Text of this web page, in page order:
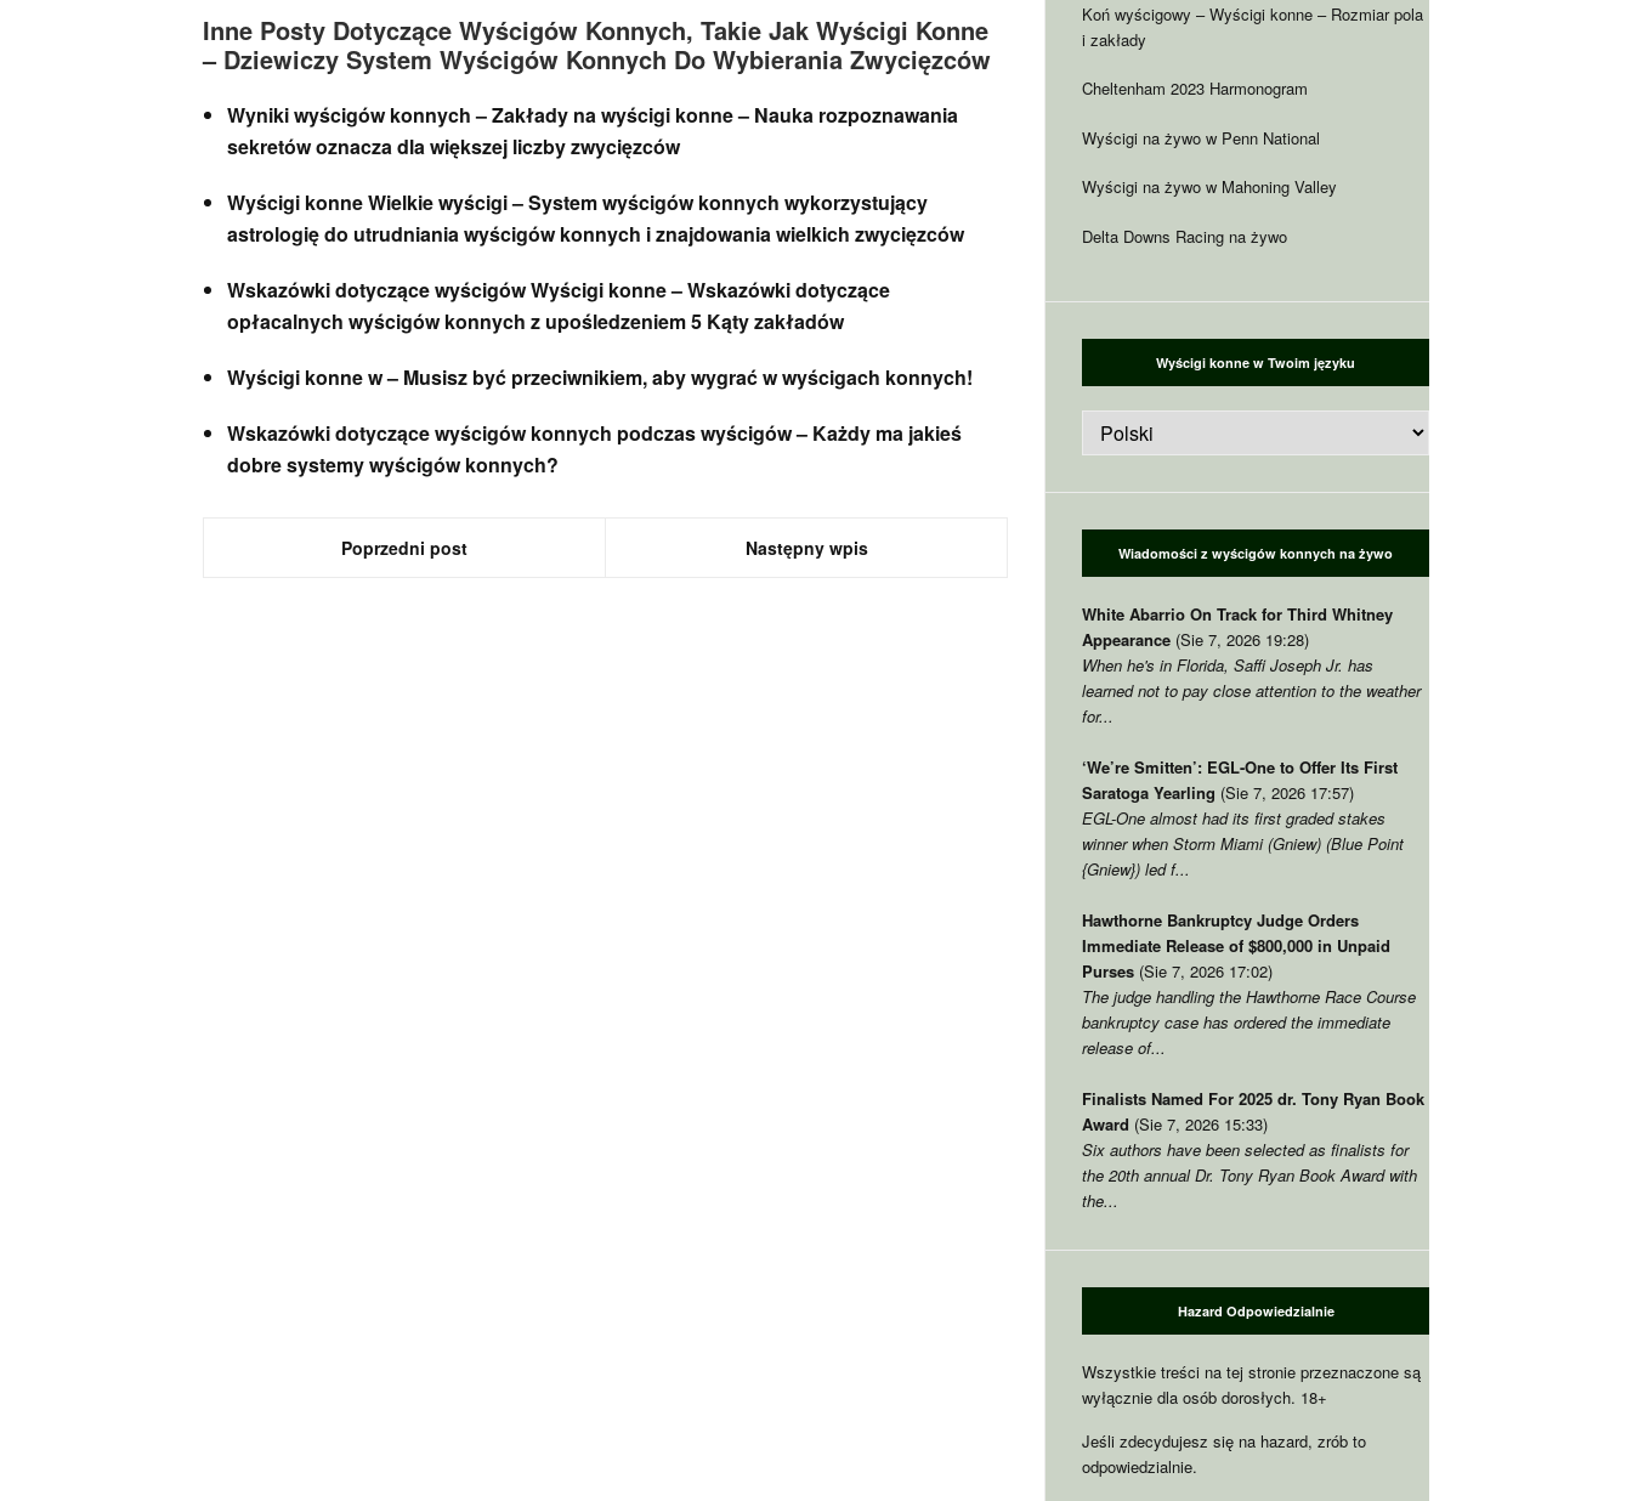
Inne Posty Dotyczące Wyścigów Konnych, Takie Jak Wyścigi Konne
– Dziewiczy System Wyścigów Konnych Do Wybierania Zwycięzców
Wyniki wyścigów konnych – Zakłady na wyścigi konne – Nauka rozpoznawania
sekretów oznacza dla większej liczby zwycięzców
Wyścigi konne Wielkie wyścigi – System wyścigów konnych wykorzystujący
astrologię do utrudniania wyścigów konnych i znajdowania wielkich zwycięzców
Wskazówki dotyczące wyścigów Wyścigi konne – Wskazówki dotyczące
opłacalnych wyścigów konnych z upośledzeniem 5 Kąty zakładów
Wyścigi konne w – Musisz być przeciwnikiem, aby wygrać w wyścigach konnych!
Wskazówki dotyczące wyścigów konnych podczas wyścigów – Każdy ma jakieś
dobre systemy wyścigów konnych?
Poprzedni post Następny wpis
Koń wyścigowy – Wyścigi konne – Rozmiar pola
i zakłady
Cheltenham 2023 Harmonogram
Wyścigi na żywo w Penn National
Wyścigi na żywo w Mahoning Valley
Delta Downs Racing na żywo
Wyścigi konne w Twoim języku
Wiadomości z wyścigów konnych na żywo
White Abarrio On Track for Third Whitney
Appearance (Sie 7, 2026 19:28)
When he's in Florida, Saffi Joseph Jr.has
learned not to pay close attention to the weather
for...
‘We’re Smitten’: EGL-One to Offer Its First
Saratoga Yearling (Sie 7, 2026 17:57)
EGL-One almost had its first graded stakes
winner when Storm Miami(Gniew) (Blue Point
{Gniew})led f...
Hawthorne Bankruptcy Judge Orders
Immediate Release of $800,000in Unpaid
Purses (Sie 7, 2026 17:02)
The judge handling the Hawthorne Race Course
bankruptcy case has ordered the immediate
release of...
Finalists Named For 2025 dr.Tony Ryan Book
Award (Sie 7, 2026 15:33)
Six authors have been selected as finalists for
the 20th annual Dr. Tony Ryan Book Award with
the...
Hazard Odpowiedzialnie
Wszystkie treści na tej stronie przeznaczone są
wyłącznie dla osób dorosłych. 18+
Jeśli zdecydujesz się na hazard, zrób to
odpowiedzialnie.